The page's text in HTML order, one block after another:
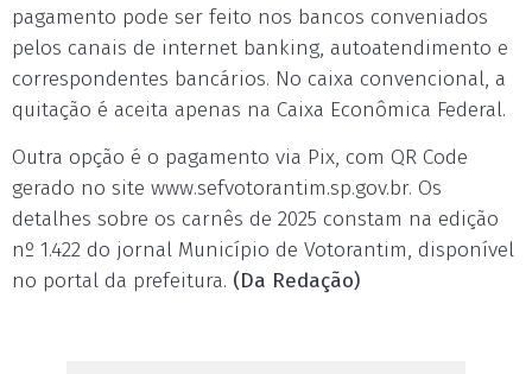
pagamento pode ser feito nos bancos conveniados
pelos canais de internet banking, autoatendimento e
correspondentes bancários. No caixa convencional, a
quitação é aceita apenas na Caixa Econômica Federal.
Outra opção é o pagamento via Pix, com QR Code
gerado no site www.sefvotorantim.sp.gov.br. Os
detalhes sobre os carnês de 2025 constam na edição
nº 1.422 do jornal Município de Votorantim, disponível
no portal da prefeitura. (Da Redação)